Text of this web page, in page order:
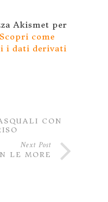
Akismet per
Scopri come
i dati derivati
CON
Next Post
LE MORE